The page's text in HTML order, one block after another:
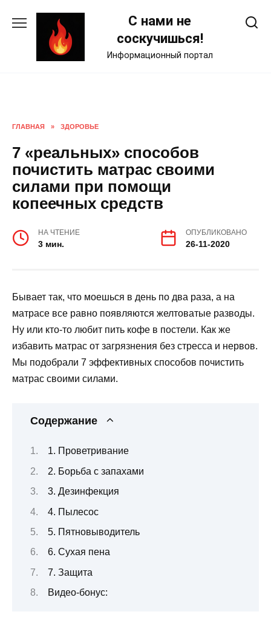
С нами не
соскучишься!
Информационный портал
ГЛАВНАЯ » ЗДОРОВЬЕ
7 «реальных» способов
почистить матрас своими
силами при помощи
копеечных средств
НА ЧТЕНИЕ
3 мин.
ОПУБЛИКОВАНО
26-11-2020
Бывает так, что моешься в день по два раза, а на
матрасе все равно появляются желтоватые разводы.
Ну или кто-то любит пить кофе в постели. Как же
избавить матрас от загрязнения без стресса и нервов.
Мы подобрали 7 эффективных способов почистить
матрас своими силами.
Содержание
1. Проветривание
2. Борьба с запахами
3. Дезинфекция
4. Пылесос
5. Пятновыводитель
6. Сухая пена
7. Защита
Видео-бонус: